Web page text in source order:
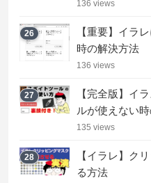
136 views
26
【重要】イラ
時の解決方法
136 views
27
【完全版】イ
ルが使えない
135 views
28
【イラレ】ク
る方法